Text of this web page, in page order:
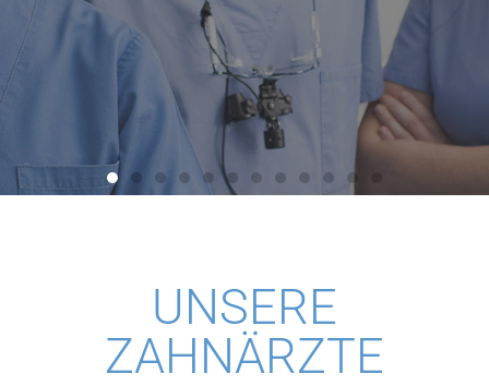
MEHR NACH
UNGARN?
UNSERE
ZAHNÄRZTE